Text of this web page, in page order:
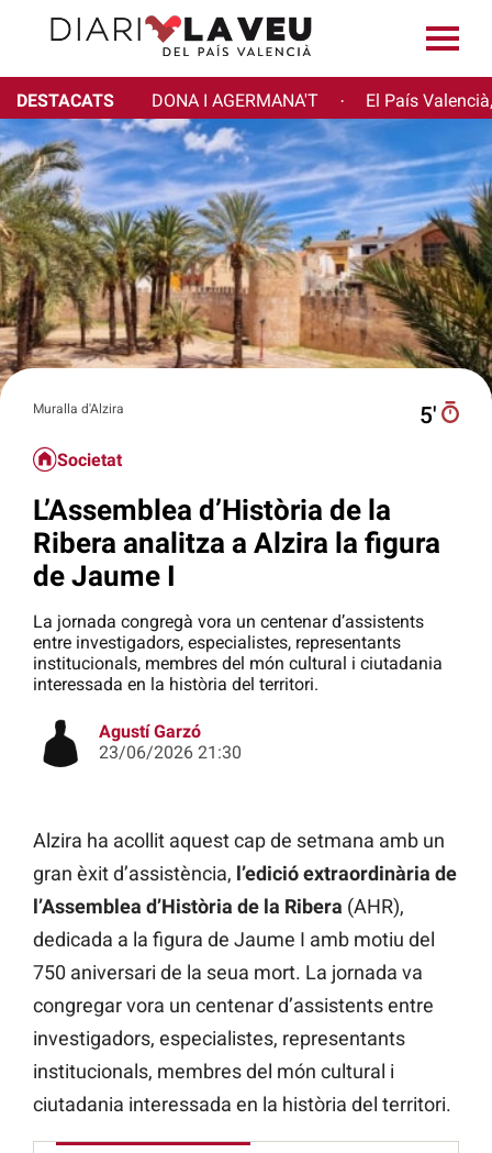
DESTACATS DONA I AGERMANA'T · El País
Muralla d'Alzira 5′
Societat
L’Assemblea d’Història de la
Ribera analitza a Alzira la figura
de Jaume I
La jornada congregà vora un centenar d’assistents
entre investigadors, especialistes, representants
institucionals, membres del món cultural i ciutadania
interessada en la història del territori.
Agustí Garzó
23/06/2026 21:30
Alzira ha acollit aquest cap de setmana amb un
gran èxit d’assistència, l’edició extraordinària de
l’Assemblea d’Història de la Ribera (AHR),
dedicada a la figura de Jaume I amb motiu del
750 aniversari de la seua mort. La jornada va
congregar vora un centenar d’assistents entre
investigadors, especialistes, representants
institucionals, membres del món cultural i
ciutadania interessada en la història del territori.